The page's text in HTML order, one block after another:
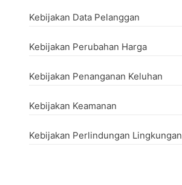
Kebijakan Data Pelanggan
Kebijakan Perubahan Harga
Kebijakan Penanganan Keluhan
Kebijakan Keamanan
Kebijakan Perlindungan Lingkungan